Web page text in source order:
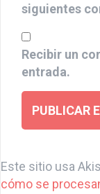
siguientes
Recibir un
entrada.
l
t
Este sitio usa
cómo se